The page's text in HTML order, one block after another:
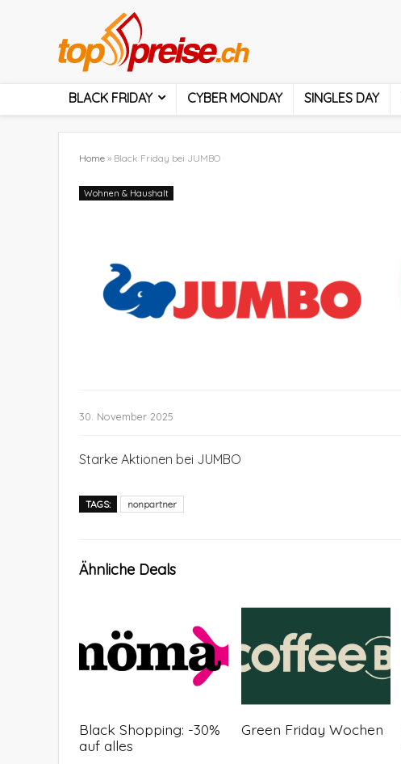
BLACK FRIDAY CYBER MONDAY SINGLES DAY
Home » Black Friday bei JUMBO
Wohnen & Haushalt
30. November 2025
Starke Aktionen bei JUMBO
TAGS: nonpartner
Ähnliche Deals
Black Shopping: -30%
auf alles
Green Friday Wochen